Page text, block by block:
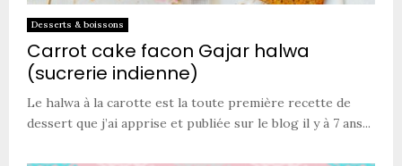
Desserts & boissons
Carrot cake facon Gajar halwa
(sucrerie indienne)
Le halwa à la carotte est la toute première recette de
dessert que j’ai apprise et publiée sur le blog il y à 7 ans...